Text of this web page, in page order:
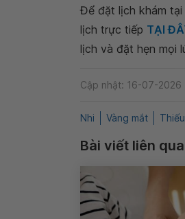
Để đặt lịch khám
lịch trực tiếp TẠI
lịch và đặt hẹn mọi
Cập nhật: 16-07-2026
Nhi Vàng mắt
Bài viết liên